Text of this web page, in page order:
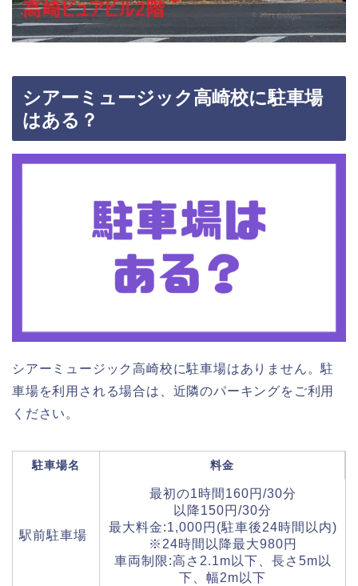
シアーミュージック高崎校に駐車場
はある？
シアーミュージック高崎校に駐車場はありません。駐
車場を利用される場合は、近隣のパーキングをご利用
ください。
駐車場名 料金
駅前駐車場
最初の1時間160円/30分
以降150円/30分
最大料金:1,000円(駐車後24時間以内)
※24時間以降最大980円
車両制限:高さ2.1m以下、長さ5m以
下、幅2m以下